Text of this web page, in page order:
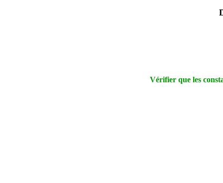
Vérifier que les